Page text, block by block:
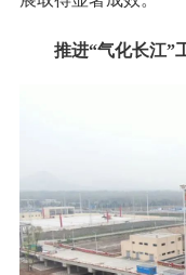
推进“气化长江”